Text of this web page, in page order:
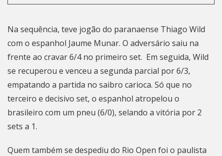
Na sequência, teve jogão do paranaense Thiago Wild
com o espanhol Jaume Munar. O adversário saiu na
frente ao cravar 6/4 no primeiro set. Em seguida, Wild
se recuperou e venceu a segunda parcial por 6/3,
empatando a partida no saibro carioca. Só que no
terceiro e decisivo set, o espanhol atropelou o
brasileiro com um pneu (6/0), selando a vitória por 2
sets a 1.
Quem também se despediu do Rio Open foi o paulista